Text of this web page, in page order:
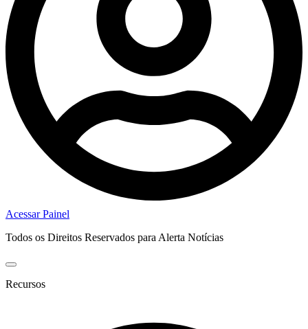
Acessar Painel
Todos os Direitos Reservados para Alerta Notícias
Recursos